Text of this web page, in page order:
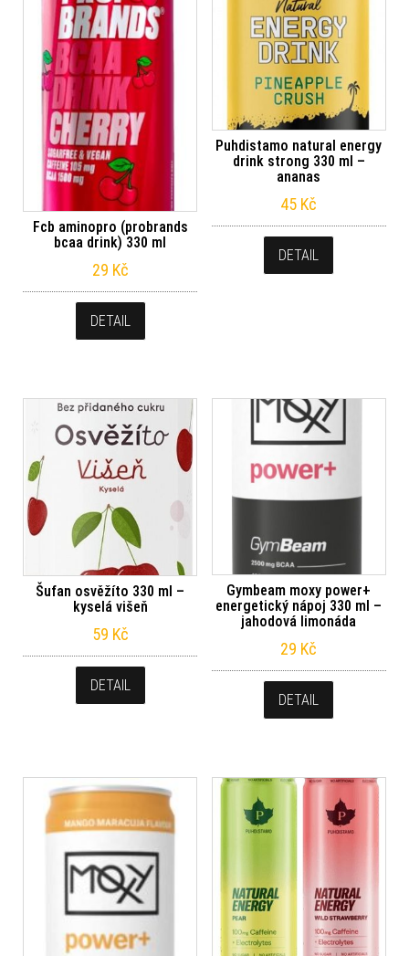
Fcb aminopro (probrands
bcaa drink) 330 ml
29 Kč
DETAIL
Puhdistamo natural energy
drink strong 330 ml –
ananas
45 Kč
DETAIL
Šufan osvěžíto 330 ml –
kyselá višeň
59 Kč
DETAIL
Gymbeam moxy power+
energetický nápoj 330 ml –
jahodová limonáda
29 Kč
DETAIL